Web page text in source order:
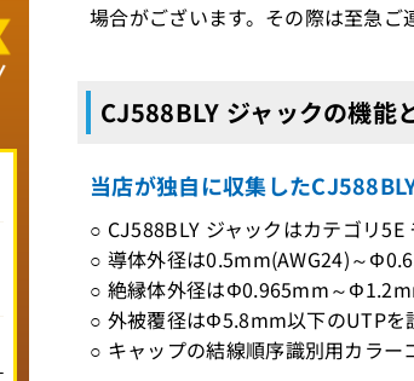
場合がございます。その際は至急ご
CJ588BLY ジャックの機能
当店が独自に収集した
○ CJ588BLY ジャックはカテゴリ
○ 導体外径は0.5mm(AWG24)～
○ 絶縁体外径はΦ0.965mm～
○ 外被覆径はΦ5.8mm以下のUTPを
○ キャップの結線順序識別用カラ